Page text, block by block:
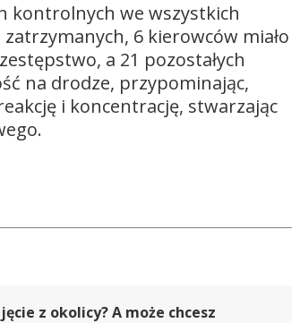
kontrolnych we wszystkich
6 kierowców miało
a 21 pozostałych
na drodze, przypominając,
i koncentrację, stwarzając
z okolicy? A może chcesz